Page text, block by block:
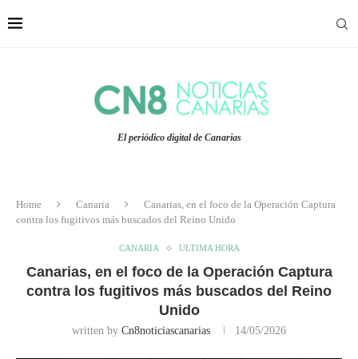
El periódico digital de Canarias
Home Canaria
Canarias, en el foco de la Operación Captura
contra los fugitivos más buscados del Reino Unido
CANARIA ULTIMA HORA
Canarias, en el foco de la Operación Captura
contra los fugitivos más buscados del Reino
Unido
written by Cn8noticiascanarias 14/05/2026